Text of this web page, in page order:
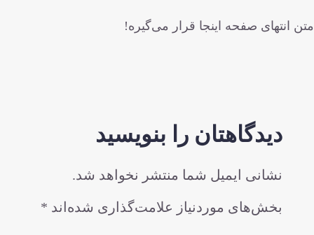
صفحه اینجا قرار می‌گیره!
را بنویسید
ایمیل شما منتشر نخواهد شد.
موردنیاز علامت‌گذاری شده‌اند*